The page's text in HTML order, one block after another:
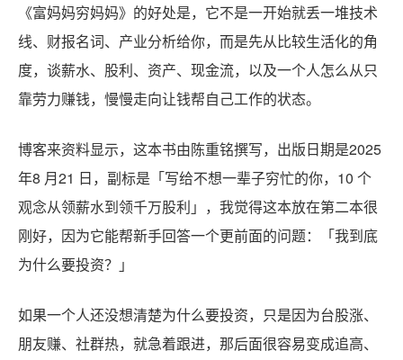
《富妈妈穷妈妈》的好处是，它不是一开始就丢一堆技术
线、财报名词、产业分析给你，而是先从比较生活化的角
度，谈薪水、股利、资产、现金流，以及一个人怎么从只
靠劳力赚钱，慢慢走向让钱帮自己工作的状态。
博客来资料显示，这本书由陈重铭撰写，出版日期是2025
年8 月21 日，副标是「写给不想一辈子穷忙的你，10 个
观念从领薪水到领千万股利」，我觉得这本放在第二本很
刚好，因为它能帮新手回答一个更前面的问题：「我到底
为什么要投资？」
如果一个人还没想清楚为什么要投资，只是因为台股涨、
朋友赚、社群热，就急着跟进，那后面很容易变成追高、